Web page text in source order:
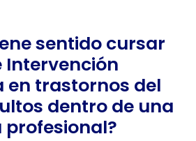
sentido cursar
Intervención
en trastornos del
dentro de una